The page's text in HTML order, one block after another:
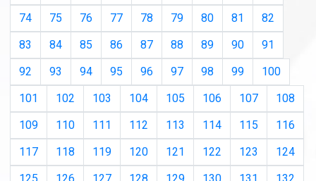
74
75 76 77 78 79 80 81
82
83
84 85 86 87 88 89 90
91
92
93 94 95 96 97 98 99
100
101
102 103 104 105 106 107
108
109
110 111 112 113 114 115
116
117
118 119 120 121 122 123
124